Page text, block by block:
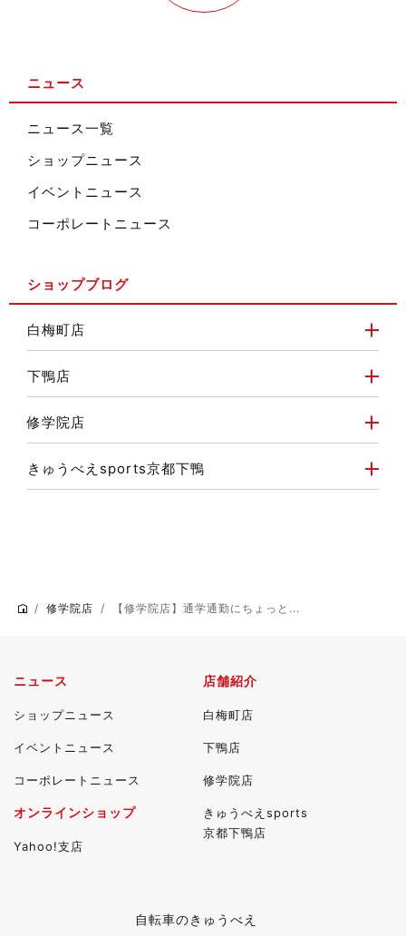
ニュース
ニュース一覧
ショップニュース
イベントニュース
コーポレートニュース
ショップブログ
白梅町店
下鴨店
修学院店
きゅうべえsports京都下鴨
修学院店 【修学院店】通学通勤にちょっと...
ニュース
ショップニュース
イベントニュース
コーポレートニュース
店舗紹介
白梅町店
下鴨店
修学院店
きゅうべえsports
京都下鴨店
オンラインショップ
Yahoo!支店
自転車のきゅうべえ